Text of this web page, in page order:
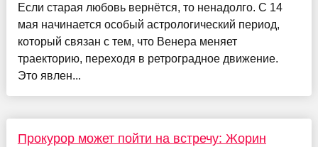
Если старая любовь вернётся, то ненадолго. С 14
мая начинается особый астрологический период,
который связан с тем, что Венера меняет
траекторию, переходя в ретроградное движение.
Это явлен...
Прокурор может пойти на встречу: Жорин